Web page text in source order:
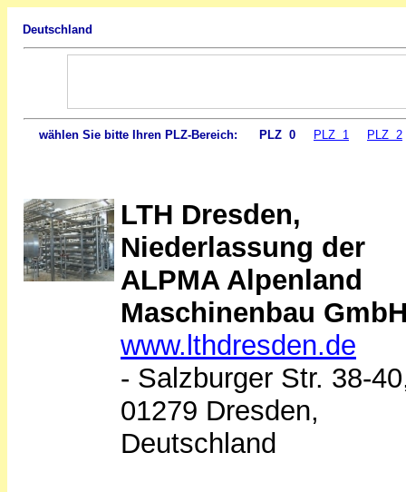
Deutschland
wählen Sie bitte Ihren PLZ-Bereich: PLZ 0 PLZ 1 PLZ 2
LTH Dresden,
Niederlassung der
ALPMA Alpenland
Maschinenbau
www.lthdresden.de
- Salzburger Str. 38-
01279 Dresden,
Deutschland